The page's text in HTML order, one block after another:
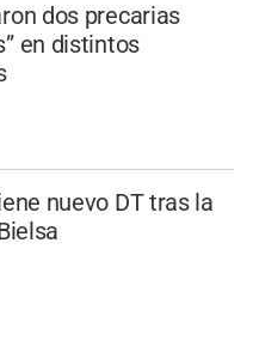
dos precarias
en distintos
nuevo DT tras la